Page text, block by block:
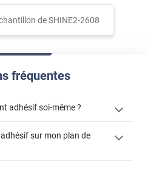
deSHINE2-2608
fréquentes
adhésif soi-même ?
un revêtement adhésif ? »
sur mon plan de